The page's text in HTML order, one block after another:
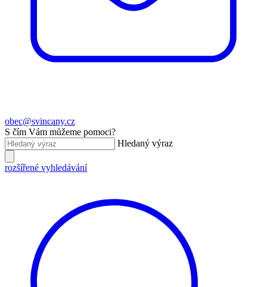
obec@svincany.cz
S čím Vám můžeme pomoci?
Hledaný výraz
rozšířené vyhledávání